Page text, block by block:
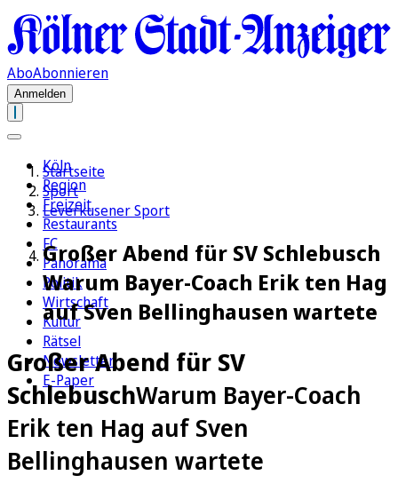
AboAbonnieren
Anmelden
Köln
Region
Freizeit
Restaurants
FC
Panorama
Politik
Wirtschaft
Kultur
Rätsel
Newsletter
E-Paper
Startseite
Sport
Leverkusener Sport
Großer Abend für SV Schlebusch
Warum Bayer-Coach Erik ten Hag
auf Sven Bellinghausen wartete
Großer Abend für SV
SchlebuschWarum Bayer-Coach
Erik ten Hag auf Sven
Bellinghausen wartete